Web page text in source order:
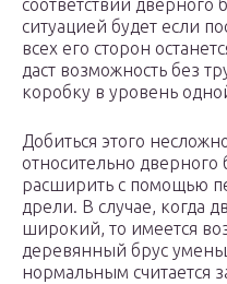
соответствии
ситуацией будет если
всех его сторон
даст возможность без
коробку в уровень
Добиться этого
относительно дверного
расширить с помощью
дрели. В случае, когда
широкий, то имеется
деревянный брус
нормальным считается